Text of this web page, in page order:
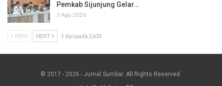
Pemkab Sijunjung Gelar…
3 Agu 2026
PREV NEXT 1 daripada 2,632
© 2017 - 2026 - Jurnal Sumbar. All Rights Reserved.